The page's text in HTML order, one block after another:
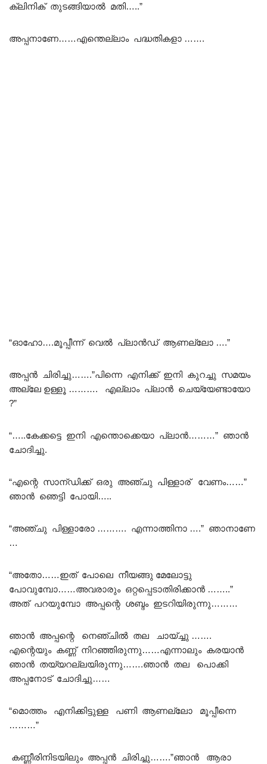
ക്ലിനിക് തുടങ്ങിയാൽ മതി…..”
അപ്പനാണേ……എന്തെല്ലാം പദ്ധതികളാ …….
“ഓഹോ….മൂപ്പീന്ന് വെൽ പ്ലാൻഡ് ആണല്ലോ ….”
അപ്പൻ ചിരിച്ചു…….”പിന്നെ എനിക്ക് ഇനി കുറച്ചു സമയം
അല്ലേ ഉള്ളൂ ………. എല്ലാം പ്ലാൻ ചെയ്യേണ്ടായോ
?”
“…..കേക്കട്ടെ ഇനി എന്തൊക്കെയാ പ്ലാൻ………” ഞാൻ
ചോദിച്ചു.
“എന്റെ സാന്ഡിക്ക് ഒരു അഞ്ചു പിള്ളാര് വേണം……”
ഞാൻ ഞെട്ടി പോയി…..
“അഞ്ചു പിള്ളാരോ ………. എന്നാത്തിനാ ….” ഞാനാണേ
…
“അതോ……ഇത് പോലെ നീയങ്ങു മേലോട്ടു
പോവുമ്പോ……അവരാരും ഒറ്റപ്പെടാതിരിക്കാൻ ……..”
അത് പറയുമ്പോ അപ്പന്റെ ശബ്ദം ഇടറിയിരുന്നു………
ഞാൻ അപ്പന്റെ നെഞ്ചിൽ തല ചായ്ച്ചു …….
എന്റെയും കണ്ണ് നിറഞ്ഞിരുന്നു……എന്നാലും കരയാൻ
ഞാൻ തയ്യറല്ലയിരുന്നു…….ഞാൻ തല പൊക്കി
അപ്പനോട് ചോദിച്ചു……
“മൊത്തം എനിക്കിട്ടുള്ള പണി ആണല്ലോ മൂപ്പീന്നെ
………”
കണ്ണീരിനിടയിലും അപ്പൻ ചിരിച്ചു…….”ഞാൻ ആരാ